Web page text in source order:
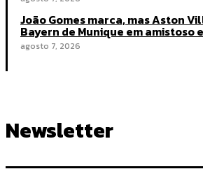
João Gomes marca, mas Aston
Bayern de Munique em amistoso
agosto 7, 2026
Newsletter